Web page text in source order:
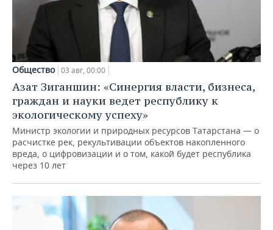
Общество 03 авг, 00:00
Азат Зиганшин: «Синергия власти, бизнеса,
граждан и науки ведет республику к
экологическому успеху»
Министр экологии и природных ресурсов Татарстана — о
расчистке рек, рекультивации объектов накопленного
вреда, о цифровизации и о том, какой будет республика
через 10 лет